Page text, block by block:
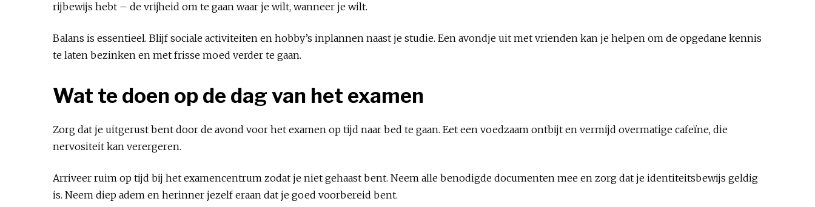
rijbewijs hebt – de vrijheid om te gaan waar je wilt, wanneer je wilt.
Balans is essentieel. Blijf sociale activiteiten en hobby’s inplannen naast je studie. Een avondje uit met vrienden kan je helpen om de opgedane kennis
te laten bezinken en met frisse moed verder te gaan.
Wat te doen op de dag van het examen
Zorg dat je uitgerust bent door de avond voor het examen op tijd naar bed te gaan. Eet een voedzaam ontbijt en vermijd overmatige cafeïne, die
nervositeit kan verergeren.
Arriveer ruim op tijd bij het examencentrum zodat je niet gehaast bent. Neem alle benodigde documenten mee en zorg dat je identiteitsbewijs geldig
is. Neem diep adem en herinner jezelf eraan dat je goed voorbereid bent.